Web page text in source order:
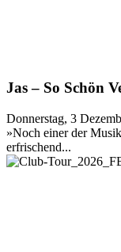
Jas – So Schön
Donnerstag, 3
»Noch einer der
erfrischend...